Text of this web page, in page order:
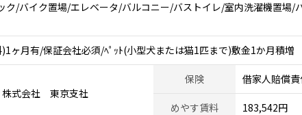
ク/バイク置場/エレベータ/バルコニー/バストイレ/室内洗濯機置場/
ヶ月有/保証会社必須/ﾍﾟｯﾄ(小型犬または猫1匹まで)敷金1か月積増
株式会社 東京支社
保険 借家人賠償
めやす賃料 183,542円